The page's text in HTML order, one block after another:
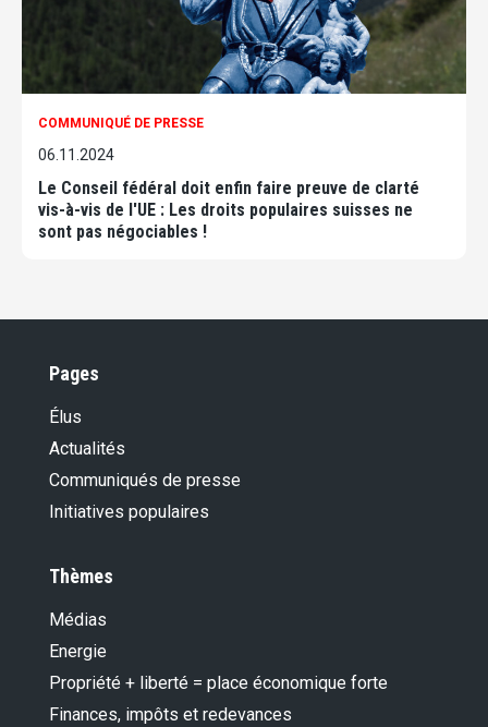
COMMUNIQUÉ DE PRESSE
06.11.2024
Le Conseil fédéral doit enfin faire preuve de clarté
vis-à-vis de l'UE : Les droits populaires suisses ne
sont pas négociables !
Pages
Élus
Actualités
Communiqués de presse
Initiatives populaires
Thèmes
Médias
Energie
Propriété + liberté = place économique forte
Finances, impôts et redevances